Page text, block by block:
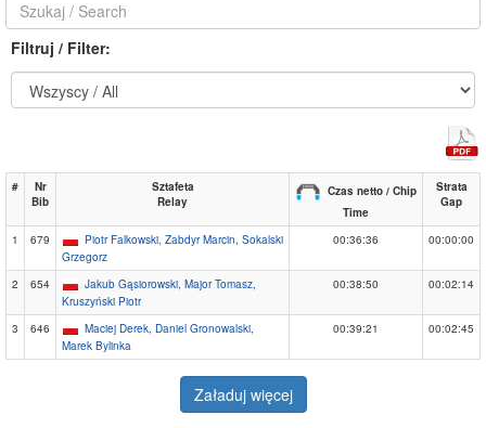
Filtruj / Filter:
#
Nr
Bib
Sztafeta
Relay
Czas netto / Chip
Time
Strata
Gap
1 679
Piotr Falkowski, Zabdyr Marcin, Sokalski
Grzegorz
00:36:36 00:00:00
2 654
Jakub Gąsiorowski, Major Tomasz,
Kruszyński Piotr
00:38:50 00:02:14
3 646
Maciej Derek, Daniel Gronowalski,
Marek Bylinka
00:39:21 00:02:45
Załaduj więcej